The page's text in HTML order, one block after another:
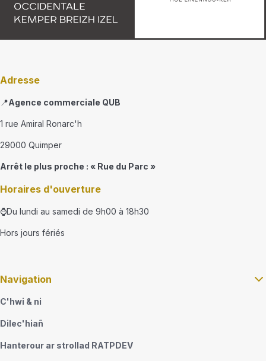
Adresse
📍Agence commerciale QUB
1 rue Amiral Ronarc'h
29000 Quimper
Arrêt le plus proche : « Rue du Parc »
Horaires d'ouverture
⌚Du lundi au samedi de 9h00 à 18h30
Hors jours fériés
Navigation
C'hwi & ni
Dilec'hiañ
Hanterour ar strollad RATPDEV